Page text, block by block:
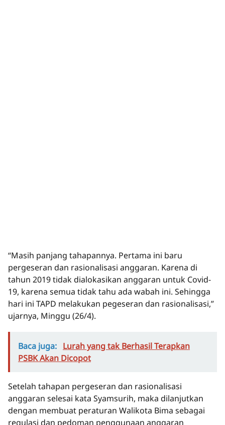
“Masih panjang tahapannya. Pertama ini baru
pergeseran dan rasionalisasi anggaran. Karena di
tahun 2019 tidak dialokasikan anggaran untuk Covid-
19, karena semua tidak tahu ada wabah ini. Sehingga
hari ini TAPD melakukan pegeseran dan rasionalisasi,”
ujarnya, Minggu (26/4).
Baca juga: Lurah yang tak Berhasil Terapkan
PSBK Akan Dicopot
Setelah tahapan pergeseran dan rasionalisasi
anggaran selesai kata Syamsurih, maka dilanjutkan
dengan membuat peraturan Walikota Bima sebagai
regulasi dan pedoman penggunaan anggaran